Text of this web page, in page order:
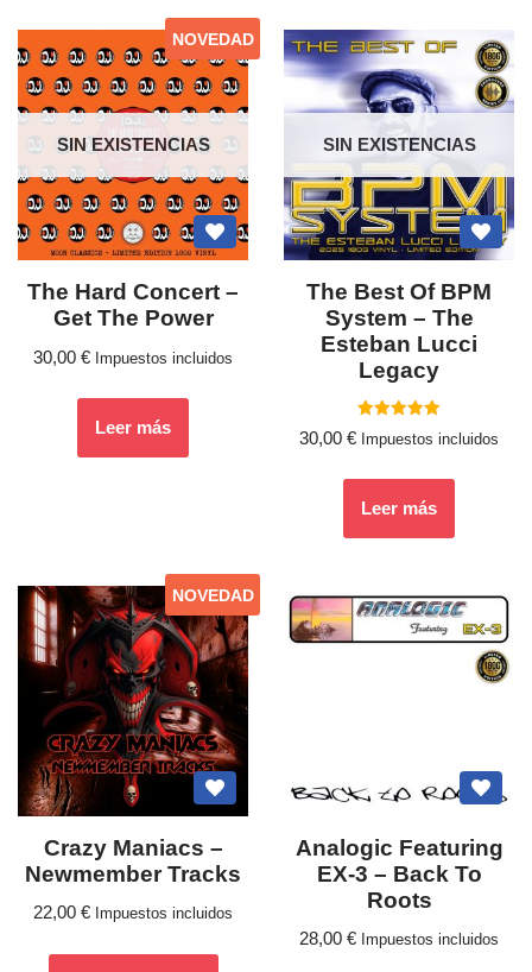
SIN EXISTENCIAS
NOVEDAD
The Hard Concert –
Get The Power
30,00 € Impuestos incluidos
Leer más
SIN EXISTENCIAS
The Best Of BPM
System – The
Esteban Lucci
Legacy
con
30,00 € Impuestos incluidos
Leer más
NOVEDAD
Crazy Maniacs –
Newmember Tracks
22,00 € Impuestos incluidos
Analogic Featuring
EX-3 – Back To
Roots
28,00 € Impuestos incluidos